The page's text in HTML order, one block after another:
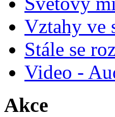
Vztahy ve
Stále se
Video -
Akce